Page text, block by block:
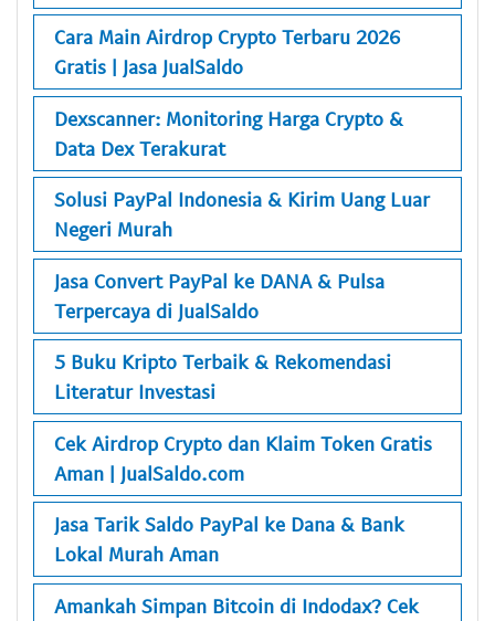
Cara Main Airdrop Crypto Terbaru 2026
Gratis | Jasa JualSaldo
Dexscanner: Monitoring Harga Crypto &
Data Dex Terakurat
Solusi PayPal Indonesia & Kirim Uang Luar
Negeri Murah
Jasa Convert PayPal ke DANA & Pulsa
Terpercaya di JualSaldo
5 Buku Kripto Terbaik & Rekomendasi
Literatur Investasi
Cek Airdrop Crypto dan Klaim Token Gratis
Aman | JualSaldo.com
Jasa Tarik Saldo PayPal ke Dana & Bank
Lokal Murah Aman
Amankah Simpan Bitcoin di Indodax? Cek